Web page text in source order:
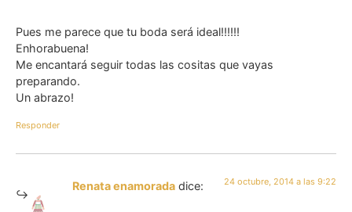
Pues me parece que tu boda será ideal!!!!!!
Enhorabuena!
Me encantará seguir todas las cositas que vayas
preparando.
Un abrazo!
Responder
Renata enamorada dice: 24 octubre, 2014 a las 9:22